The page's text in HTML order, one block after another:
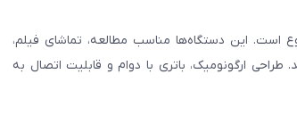
است. این دستگاه‌ها مناسب مطالعه، تماشای فیلم،
ارگونومیک، باتری با دوام و قابلیت اتصال به